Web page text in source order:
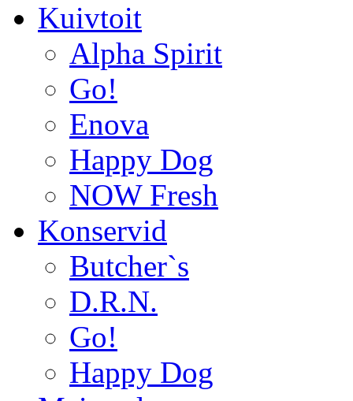
Kuivtoit
Alpha Spirit
Go!
Enova
Happy Dog
NOW Fresh
Konservid
Butcher`s
D.R.N.
Go!
Happy Dog